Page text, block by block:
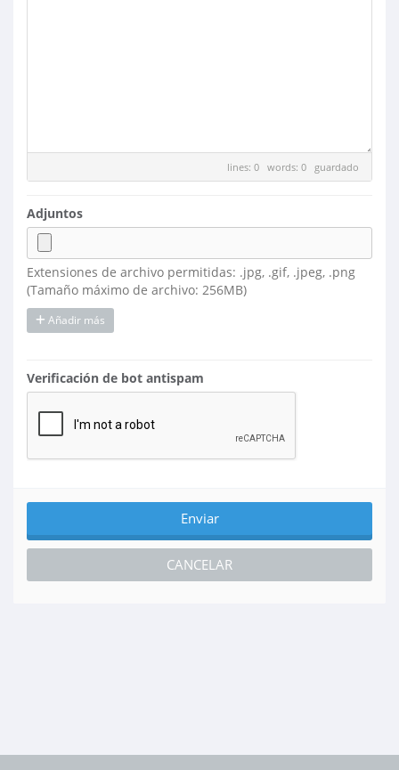
lines: 0 words: 0 guardado
Adjuntos
Extensiones de archivo permitidas: .jpg, .gif, .jpeg, .png
(Tamaño máximo de archivo: 256MB)
Añadir más
Verificación de bot antispam
CANCELAR